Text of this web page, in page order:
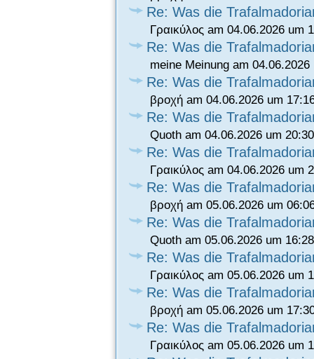
Re: Was die
Γραικύλος am 04.06.2026 um
Re: Was die
meine Meinung am
Re: Was die
βροχή am 04.06.2026 um
Re: Was die
Quoth am 04.06.2026 um
Re: Was die
Γραικύλος am 04.06.2026 um
Re: Was die
βροχή am 05.06.2026 um
Re: Was die
Quoth am 05.06.2026 um
Re: Was die
Γραικύλος am 05.06.2026 um
Re: Was die
βροχή am 05.06.2026 um
Re: Was die
Γραικύλος am 05.06.2026 um